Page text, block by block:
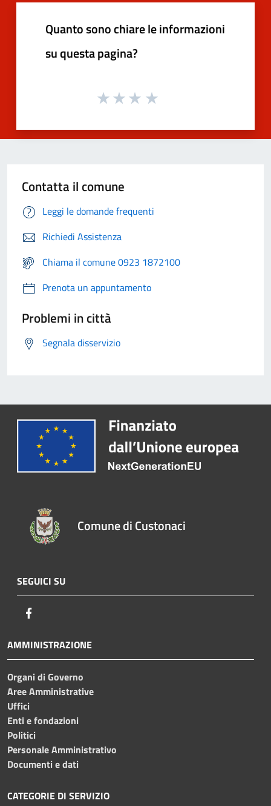
Quanto sono chiare le informazioni
su questa pagina?
Contatta il comune
Leggi le domande frequenti
Richiedi Assistenza
Chiama il comune 0923 1872100
Prenota un appuntamento
Problemi in città
Segnala disservizio
Comune di Custonaci
SEGUICI SU
AMMINISTRAZIONE
Organi di Governo
Aree Amministrative
Uffici
Enti e fondazioni
Politici
Personale Amministrativo
Documenti e dati
CATEGORIE DI SERVIZIO